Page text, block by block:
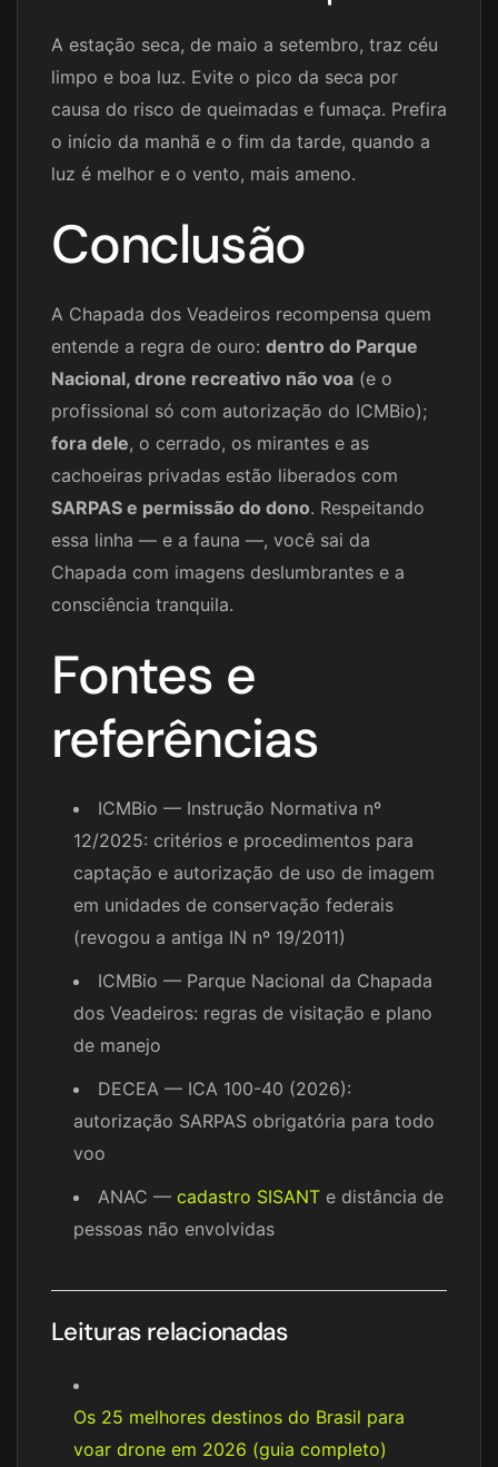
A estação seca, de maio a setembro, traz céu
limpo e boa luz. Evite o pico da seca por
causa do risco de queimadas e fumaça. Prefira
o início da manhã e o fim da tarde, quando a
luz é melhor e o vento, mais ameno.
Conclusão
A Chapada dos Veadeiros recompensa quem
entende a regra de ouro: dentro do Parque
Nacional, drone recreativo não voa (e o
profissional só com autorização do ICMBio);
fora dele, o cerrado, os mirantes e as
cachoeiras privadas estão liberados com
SARPAS e permissão do dono. Respeitando
essa linha — e a fauna —, você sai da
Chapada com imagens deslumbrantes e a
consciência tranquila.
Fontes e
referências
ICMBio — Instrução Normativa nº
12/2025: critérios e procedimentos para
captação e autorização de uso de imagem
em unidades de conservação federais
(revogou a antiga IN nº 19/2011)
ICMBio — Parque Nacional da Chapada
dos Veadeiros: regras de visitação e plano
de manejo
DECEA — ICA 100-40 (2026):
autorização SARPAS obrigatória para todo
voo
ANAC — cadastro SISANT e distância de
pessoas não envolvidas
Leituras relacionadas
Os 25 melhores destinos do Brasil para
voar drone em 2026 (guia completo)